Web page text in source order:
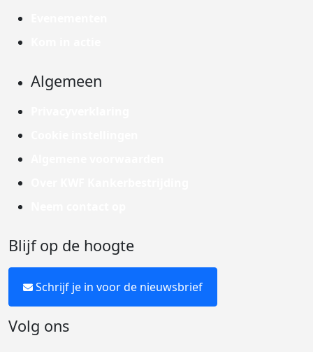
Algemeen
Blijf op de hoogte
Schrijf je in voor de nieuwsbrief
Volg ons